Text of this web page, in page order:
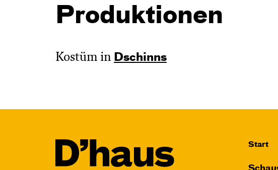
Produktionen
Kostüm in Dschinns
Start